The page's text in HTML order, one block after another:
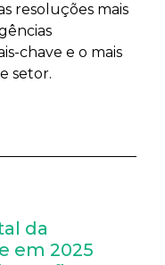
resoluções mais
chave e o mais
setor.
da
em 2025